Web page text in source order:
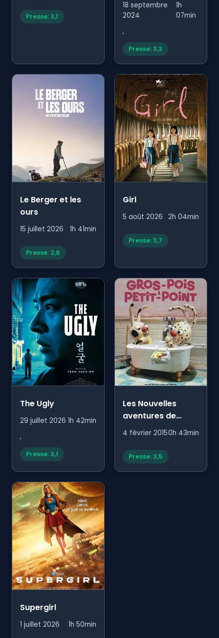
Presse: 3,1
18 septembre
2024
1h
07min
,
Presse: 3,3
Le Berger et les
ours
15 juillet 2026 1h 41min
Presse: 2,6
Girl
5 août 2026 2h 04min
Presse: 3,7
The Ugly
29 juillet 2026 1h 42min
,
Presse: 3,1
Les Nouvelles
aventures de
Gros-Pois et Petit-
4 février 20150h 43min
Presse: 3,5
Supergirl
1 juillet 2026 1h 50min